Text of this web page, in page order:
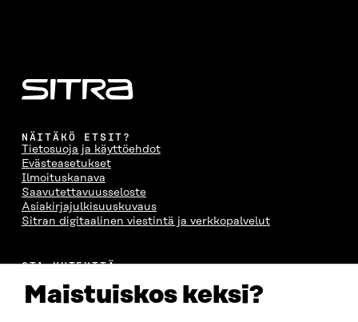
Maistuiskos keksi?
NÄITÄKÖ ETSIT?
Tietosuoja ja käyttöehdot
Evästeasetukset
Ilmoituskanava
Saavutettavuusseloste
Asiakirjajulkisuuskuvaus
Sitran digitaalinen viestintä ja verkkopalvelut
OTA YHTEYTTÄ
Itämerenkatu 11-13, PL 160,
00181 Helsinki